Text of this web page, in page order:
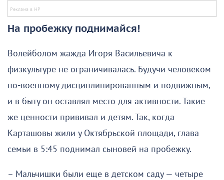
На пробежку поднимайся!
Волейболом жажда Игоря Васильевича к
физкультуре не ограничивалась. Будучи человеком
по-военному дисциплинированным и подвижным,
и в быту он оставлял место для активности. Такие
же ценности прививал и детям. Так, когда
Карташовы жили у Октябрьской площади, глава
семьи в 5:45 поднимал сыновей на пробежку.
– Мальчишки были еще в детском саду — четыре